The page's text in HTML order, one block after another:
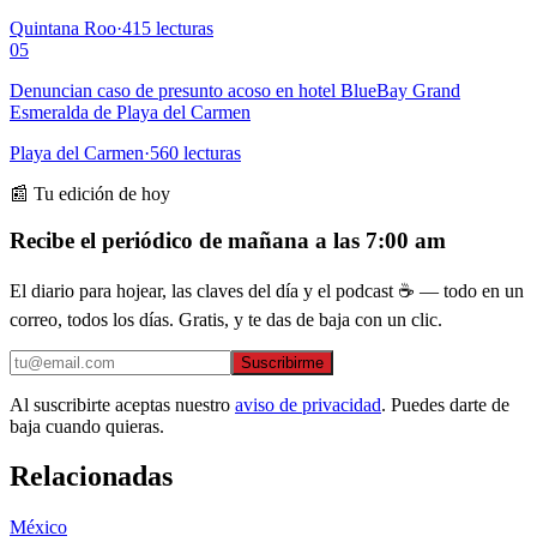
Quintana Roo·415 lecturas
05
Denuncian caso de presunto acoso en hotel BlueBay Grand
Esmeralda de Playa del Carmen
Playa del Carmen·560 lecturas
📰 Tu edición de hoy
Recibe el periódico de mañana a las 7:00 am
El diario para hojear, las claves del día y el podcast ☕ — todo en un
correo, todos los días. Gratis, y te das de baja con un clic.
Suscribirme
Al suscribirte aceptas nuestro aviso de privacidad. Puedes darte de
baja cuando quieras.
Relacionadas
México